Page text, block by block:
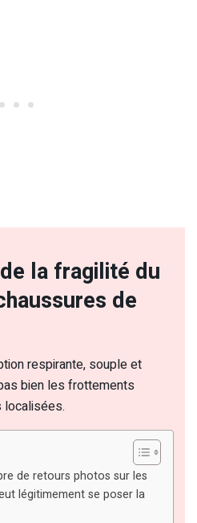
la fragilité du
de
respirante, souple et
bien les frottements
de retours photos sur les
légitimement se poser la